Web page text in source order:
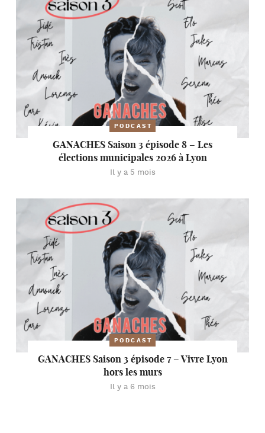
PODCAST
GANACHES Saison 3 épisode 8 – Les
élections municipales 2026 à Lyon
Il y a 5 mois
PODCAST
GANACHES Saison 3 épisode 7 – Vivre Lyon
hors les murs
Il y a 6 mois